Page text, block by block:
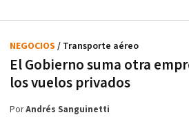
El Gobierno suma otra
los vuelos privados
NEGOCIOS / Transporte aéreo
PorAndrés Sanguinetti